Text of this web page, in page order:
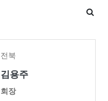
전북
김용주
회장